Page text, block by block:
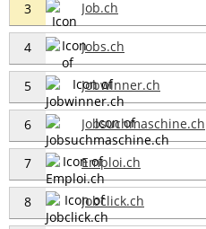
3 Job.ch
4 Jobs.ch
5 Jobwinner.ch
6 Jobsuchmaschine.ch
7 Emploi.ch
8 Jobclick.ch